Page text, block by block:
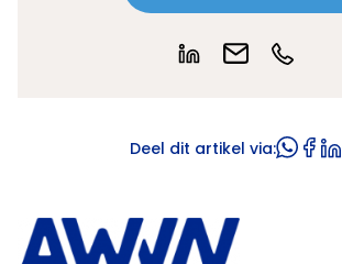
Deel dit artikel via: